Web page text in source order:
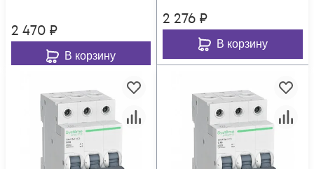
2 470 ₽
В корзину
2 276 ₽
В корзину